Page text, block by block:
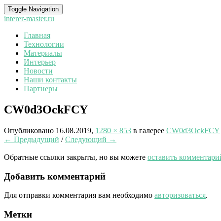
Toggle Navigation
interer-master.ru
Главная
Технологии
Материалы
Интерьер
Новости
Наши контакты
Партнеры
CW0d3OckFCY
Опубликовано 16.08.2019, 1280 × 853 в галерее CW0d3OckFCY
← Предыдущий /Следующий →
Обратные ссылки закрыты, но вы можете оставить
Добавить комментарий
Для отправки комментария вам необходимо авторизоваться.
Метки